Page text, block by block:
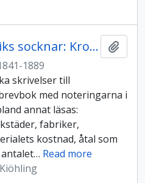
Arbrå och Undersviks socknar: Kronolänsman Jost von Kiöhlings arkiv
1889
skrivelser till
med noteringarna i
annat läsas:
fabriker,
kostnad, åtal som
… Read more